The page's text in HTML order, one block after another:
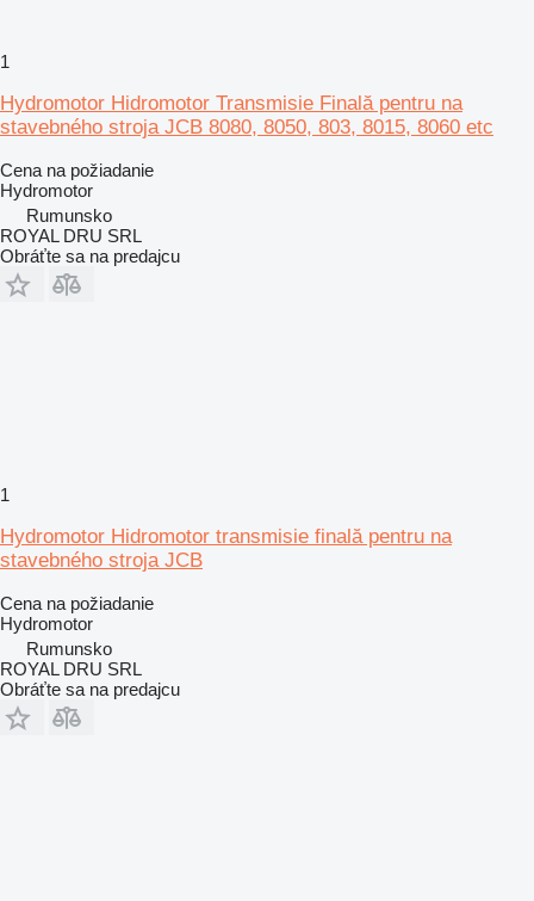
1
Hydromotor Hidromotor Transmisie Finală pentru na
stavebného stroja JCB 8080, 8050, 803, 8015, 8060 etc
Cena na požiadanie
Hydromotor
Rumunsko
ROYAL DRU SRL
Obráťte sa na predajcu
1
Hydromotor Hidromotor transmisie finală pentru na
stavebného stroja JCB
Cena na požiadanie
Hydromotor
Rumunsko
ROYAL DRU SRL
Obráťte sa na predajcu